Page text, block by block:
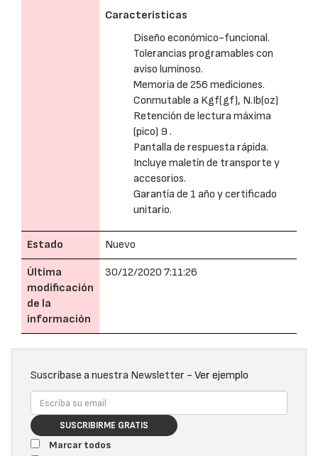
Características
Diseño económico-funcional.
Tolerancias programables con
aviso luminoso.
Memoria de 256 mediciones.
Conmutable a Kgf(gf), N.Ib(oz)
Retención de lectura máxima
(pico) 9 .
Pantalla de respuesta rápida.
Incluye maletín de transporte y
accesorios.
Garantía de 1 año y certificado
unitario.
Estado Nuevo
Última
modificación
de la
información
30/12/2020 7:11:26
Suscríbase a nuestra Newsletter - Ver ejemplo
SUSCRIBIRME GRATIS
Marcar todos